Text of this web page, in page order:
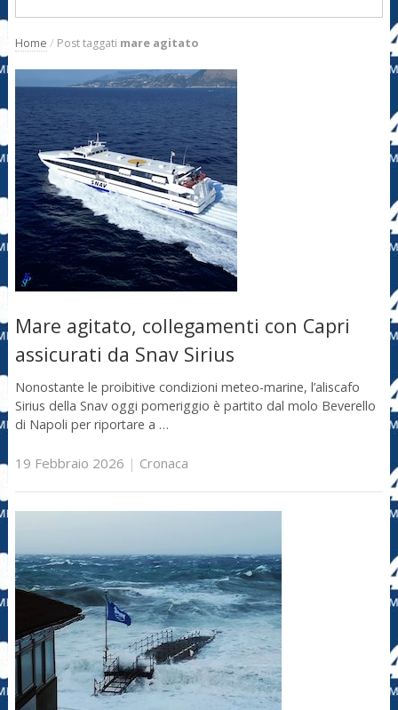
Home / Post taggati mare agitato
Mare agitato, collegamenti con Capri
assicurati da Snav Sirius
Nonostante le proibitive condizioni meteo-marine, l’aliscafo
Sirius della Snav oggi pomeriggio è partito dal molo Beverello
di Napoli per riportare a …
19 Febbraio 2026 | Cronaca